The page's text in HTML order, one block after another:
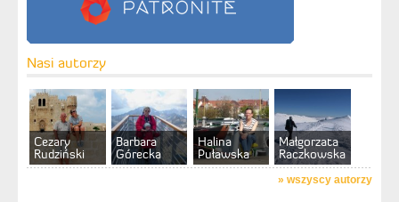
Nasi autorzy
Cezary
Rudziński
Barbara
Górecka
Halina
Puławska
Małgorzata
Raczkowska
» wszyscy autorzy